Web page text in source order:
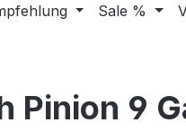
Sale %
Pinion 9